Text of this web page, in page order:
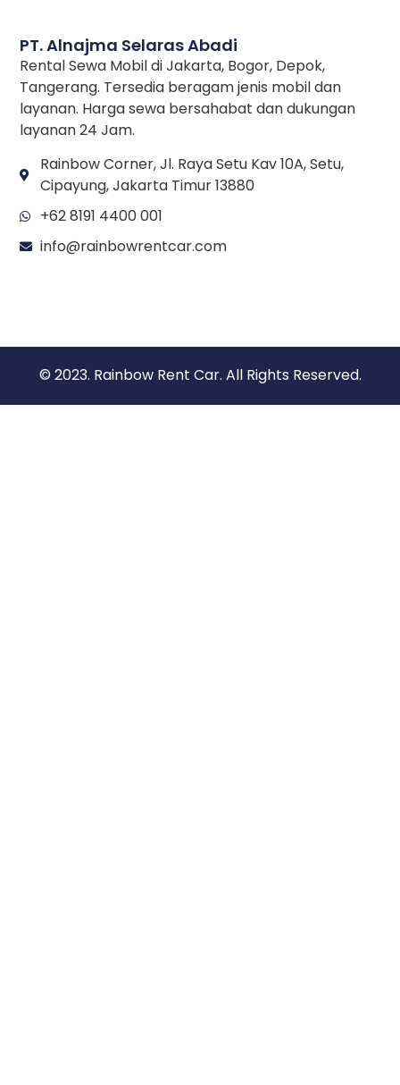
PT. Alnajma Selaras Abadi
Rental Sewa Mobil di Jakarta, Bogor, Depok,
Tangerang. Tersedia beragam jenis mobil dan
layanan. Harga sewa bersahabat dan dukungan
layanan 24 Jam.
Rainbow Corner, Jl. Raya Setu Kav 10A, Setu,
Cipayung, Jakarta Timur 13880
+62 8191 4400 001
info@rainbowrentcar.com
© 2023. Rainbow Rent Car. All Rights Reserved.